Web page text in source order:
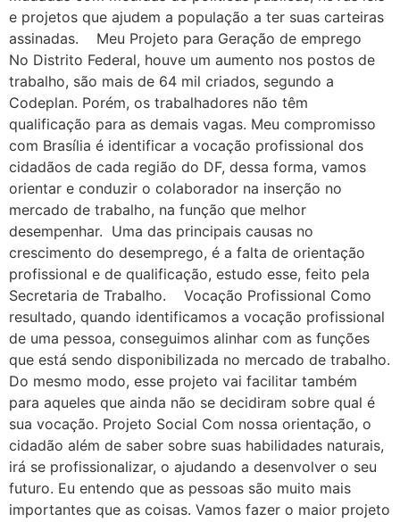
e projetos que ajudem a população a ter suas carteiras
assinadas. Meu Projeto para Geração de emprego
No Distrito Federal, houve um aumento nos postos de
trabalho, são mais de 64 mil criados, segundo a
Codeplan. Porém, os trabalhadores não têm
qualificação para as demais vagas. Meu compromisso
com Brasília é identificar a vocação profissional dos
cidadãos de cada região do DF, dessa forma, vamos
orientar e conduzir o colaborador na inserção no
mercado de trabalho, na função que melhor
desempenhar. Uma das principais causas no
crescimento do desemprego, é a falta de orientação
profissional e de qualificação, estudo esse, feito pela
Secretaria de Trabalho. Vocação Profissional Como
resultado, quando identificamos a vocação profissional
de uma pessoa, conseguimos alinhar com as funções
que está sendo disponibilizada no mercado de trabalho.
Do mesmo modo, esse projeto vai facilitar também
para aqueles que ainda não se decidiram sobre qual é
sua vocação. Projeto Social Com nossa orientação, o
cidadão além de saber sobre suas habilidades naturais,
irá se profissionalizar, o ajudando a desenvolver o seu
futuro. Eu entendo que as pessoas são muito mais
importantes que as coisas. Vamos fazer o maior projeto